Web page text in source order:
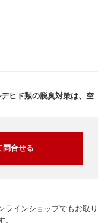
ヒド類の脱臭対策は、空
問合せる
ラインショップでもお取り